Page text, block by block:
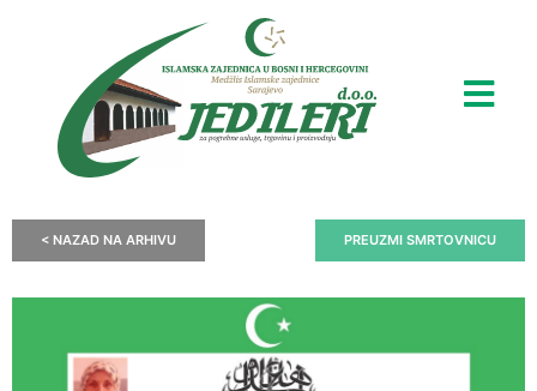
< NAZAD NA ARHIVU PREUZMI SMRTOVNICU